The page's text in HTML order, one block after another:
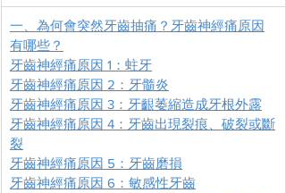
一、為何會突然牙齒抽痛？牙齒神經痛原因
有哪些？
牙齒神經痛原因 1：蛀牙
牙齒神經痛原因 2：牙髓炎
牙齒神經痛原因 3：牙齦萎縮造成牙根外露
牙齒神經痛原因 4：牙齒出現裂痕、破裂或斷
裂
牙齒神經痛原因 5：牙齒磨損
牙齒神經痛原因 6：敏感性牙齒